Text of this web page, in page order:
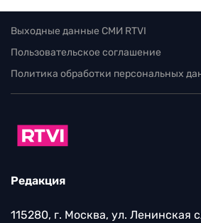
Выходные данные СМИ RTVI
Пользовательское соглашение
Политика обработки персональных
Редакция
115280, г. Москва, ул. Ленинская